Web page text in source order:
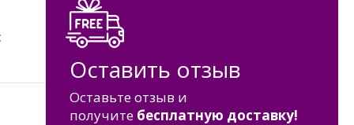
Оставить отзыв
Оставьте отзыв и
получите бесплатную доставку!